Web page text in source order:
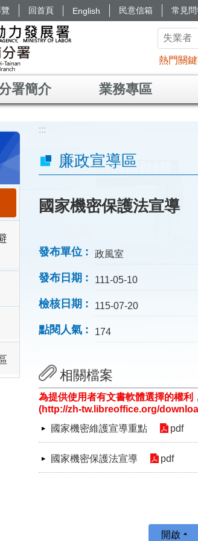
回首頁 English 民意信箱 常見
熱門關
署簡介 業務專區
:::
廉政宣導區
國家機密保護法宣導
發布單位 政風室
發布日期 111-05-10
檢核日期 115-07-20
點閱人氣 174
相關檔案
為提供使用者有文書軟體選擇的權
(http://zh-tw.libreoffice.org/
國家機密維護宣導重點
pdf
國家機密保護法宣導 pdf
開啟